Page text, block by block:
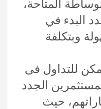
المتاحة،
البدء في
وبتكلفة
للتداول فى
الجدد
حيث